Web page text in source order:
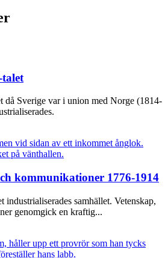
talet
då Sverige var i union med Norge (1814-
kommunikationer 1776-1914
industrialiserades samhället. Vetenskap,
genomgick en kraftig...